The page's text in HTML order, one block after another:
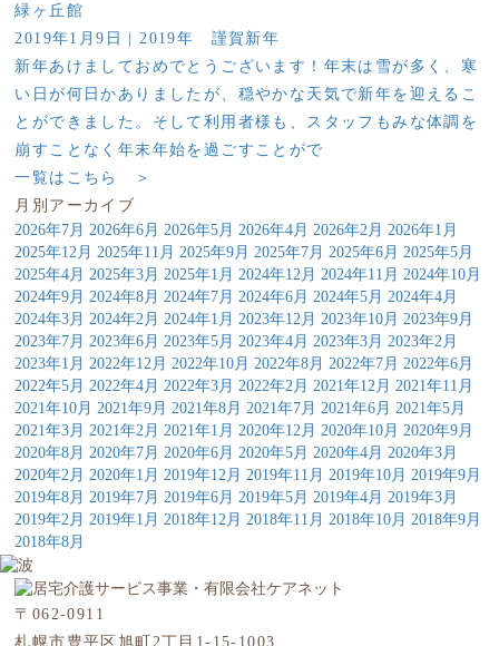
緑ヶ丘館
2019年1月9日
| 2019年 謹賀新年
新年あけましておめでとうございます！年末は雪が多く、寒
い日が何日かありましたが、穏やかな天気で新年を迎えるこ
とができました。そして利用者様も、スタッフもみな体調を
崩すことなく年末年始を過ごすことがで
一覧はこちら ＞
月別アーカイブ
2026年7月 2026年6月 2026年5月 2026年4月 2026年2月 2026年1月
2025年12月 2025年11月 2025年9月 2025年7月 2025年6月 2025年5月
2025年4月 2025年3月 2025年1月 2024年12月 2024年11月 2024年10月
2024年9月 2024年8月 2024年7月 2024年6月 2024年5月 2024年4月
2024年3月 2024年2月 2024年1月 2023年12月 2023年10月 2023年9月
2023年7月 2023年6月 2023年5月 2023年4月 2023年3月 2023年2月
2023年1月 2022年12月 2022年10月 2022年8月 2022年7月 2022年6月
2022年5月 2022年4月 2022年3月 2022年2月 2021年12月 2021年11月
2021年10月 2021年9月 2021年8月 2021年7月 2021年6月 2021年5月
2021年3月 2021年2月 2021年1月 2020年12月 2020年10月 2020年9月
2020年8月 2020年7月 2020年6月 2020年5月 2020年4月 2020年3月
2020年2月 2020年1月 2019年12月 2019年11月 2019年10月 2019年9月
2019年8月 2019年7月 2019年6月 2019年5月 2019年4月 2019年3月
2019年2月 2019年1月 2018年12月 2018年11月 2018年10月 2018年9月
2018年8月
〒062-0911
札幌市豊平区旭町2丁目1-15-1003